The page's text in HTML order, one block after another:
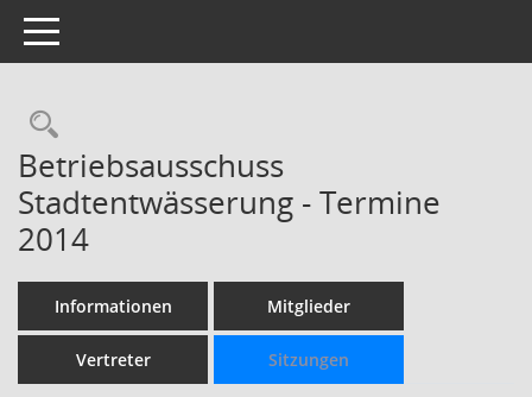
Toggle navigation
Rechercheauswahl
Betriebsausschuss
Stadtentwässerung - Termine
2014
Informationen Mitglieder
Vertreter Sitzungen